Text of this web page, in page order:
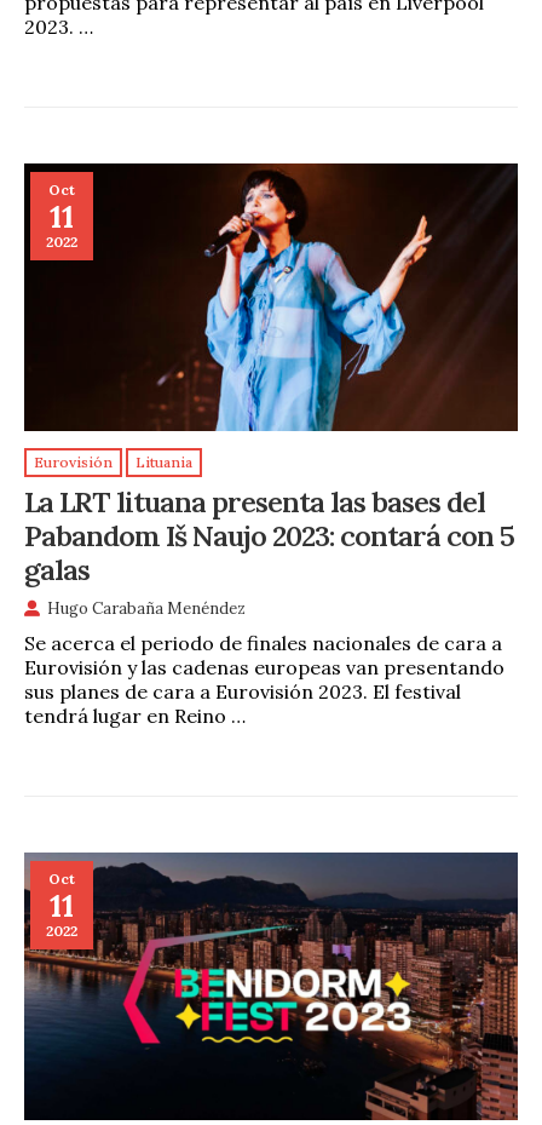
2023. …
Oct
11
2022
Eurovisión Lituania
La LRT lituana presenta las bases del
Pabandom Iš Naujo 2023: contará con 5
galas
Hugo Carabaña Menéndez
Se acerca el periodo de finales nacionales de cara a
Eurovisión y las cadenas europeas van presentando
sus planes de cara a Eurovisión 2023. El festival
tendrá lugar en Reino …
Oct
11
2022